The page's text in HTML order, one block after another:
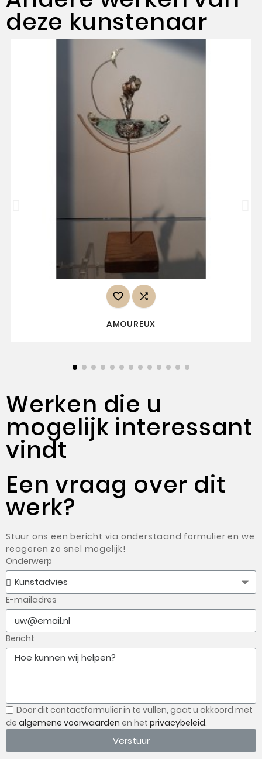
deze kunstenaar
 
AMOUREUX
Werken die u
mogelijk interessant
vindt
Een vraag over dit
werk?
Stuur ons een bericht via onderstaand formulier en we
reageren zo snel mogelijk!
Onderwerp
E-mailadres
Bericht
Door dit contactformulier in te vullen, gaat u akkoord met
de algemene voorwaarden en het privacybeleid.
Verstuur